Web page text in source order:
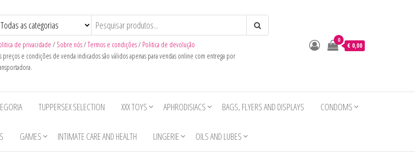
de privacidade / Sobre nós/Termos e condições/ Politica de devolução
preços e condições de venda indicados são válidos apenas para vendas online com entrega por
0
€ 0,00
TUPPERSEX SELECTION XXX TOYS APHRODISIACS BAGS, FLYERS AND DISPLAYS CONDOMS
GAMES INTIMATE CARE AND HEALTH LINGERIE OILS AND LUBES